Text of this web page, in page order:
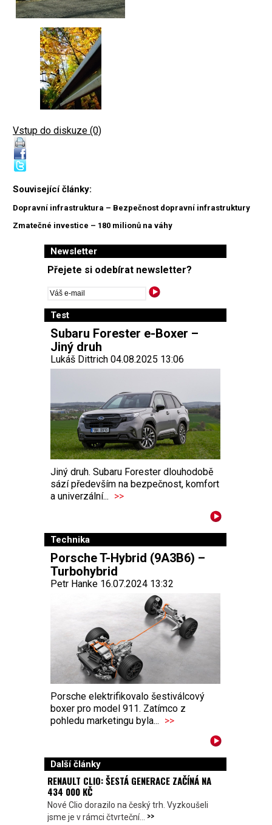
Vstup do diskuze (0)
Související články:
Dopravní infrastruktura – Bezpečnost dopravní infrastruktury
Zmatečné investice – 180 milionů na váhy
Newsletter
Přejete si odebírat newsletter?
Test
Subaru Forester e-Boxer –
Jiný druh
Lukáš Dittrich 04.08.2025 13:06
Jiný druh. Subaru Forester dlouhodobě
sází především na bezpečnost, komfort
a univerzální... >>
Technika
Porsche T-Hybrid (9A3B6) –
Turbohybrid
Petr Hanke 16.07.2024 13:32
Porsche elektrifikovalo šestiválcový
boxer pro model 911. Zatímco z
pohledu marketingu byla... >>
Další články
RENAULT CLIO: ŠESTÁ GENERACE ZAČÍNÁ NA
434 000 KČ
Nové Clio dorazilo na český trh. Vyzkoušeli
jsme je v rámci čtvrteční... >>